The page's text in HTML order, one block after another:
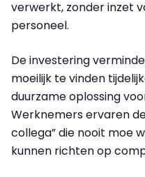
verwerkt, zonder inzet
personeel.
De investering
moeilijk te vinden
duurzame oplossing
Werknemers ervaren
collega” die nooit moe
kunnen richten op